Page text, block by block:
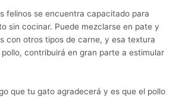
felinos se encuentra capacitado para
sin cocinar. Puede mezclarse en pate y
con otros tipos de carne, y esa textura
contribuirá en gran parte a estimular
que tu gato agradecerá y es que el pollo